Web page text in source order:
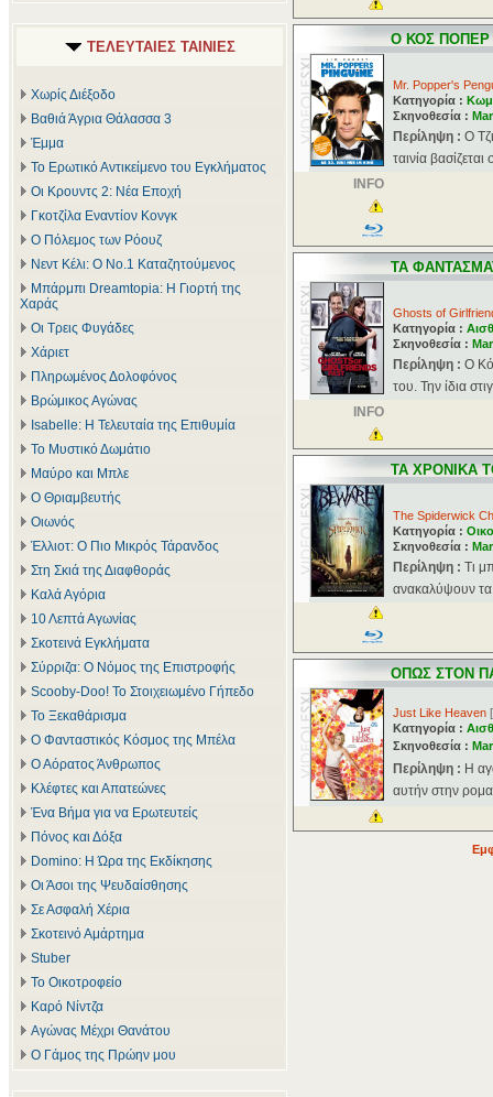
ΤΕΛΕΥΤΑΙΕΣ ΤΑΙΝΙΕΣ
Χωρίς Διέξοδο
Βαθιά Άγρια Θάλασσα 3
Έμμα
Το Ερωτικό Αντικείμενο του Εγκλήματος
Οι Κρουντς 2: Νέα Εποχή
Γκοτζίλα Εναντίον Κονγκ
Ο Πόλεμος των Ρόουζ
Νεντ Κέλι: Ο Νο.1 Καταζητούμενος
Μπάρμπι Dreamtopia: Η Γιορτή της
Χαράς
Οι Τρεις Φυγάδες
Χάριετ
Πληρωμένος Δολοφόνος
Βρώμικος Αγώνας
Isabelle: Η Τελευταία της Επιθυμία
Το Μυστικό Δωμάτιο
Μαύρο και Μπλε
Ο Θριαμβευτής
Οιωνός
Έλλιοτ: Ο Πιο Μικρός Τάρανδος
Στη Σκιά της Διαφθοράς
Καλά Αγόρια
10 Λεπτά Αγωνίας
Σκοτεινά Εγκλήματα
Σύρριζα: Ο Νόμος της Επιστροφής
Scooby-Doo! Το Στοιχειωμένο Γήπεδο
Το Ξεκαθάρισμα
Ο Φανταστικός Κόσμος της Μπέλα
Ο Αόρατος Άνθρωπος
Κλέφτες και Απατεώνες
Ένα Βήμα για να Ερωτευτείς
Πόνος και Δόξα
Domino: Η Ώρα της Εκδίκησης
Οι Άσοι της Ψευδαίσθησης
Σε Ασφαλή Χέρια
Σκοτεινό Αμάρτημα
Stuber
Το Οικοτροφείο
Καρό Νίντζα
Αγώνας Μέχρι Θανάτου
Ο Γάμος της Πρώην μου
Ο ΚΟΣ ΠΟΠΕΡ
Mr. Popper's
Κατηγορία :
Σκηνοθεσία :
Περίληψη : Ο
ταινία
INFO
ΤΑ
Ghosts of
Κατηγορία :
Σκηνοθεσία :
Περίληψη : Ο
του. Την ίδια
INFO
ΤΑ ΧΡΟΝΙΚΑ
The Spiderwick
Κατηγορία :
Σκηνοθεσία :
Περίληψη : Τι
ανακαλύψουν τα
ΟΠΩΣ ΣΤΟΝ
Just Like Heaven [
Κατηγορία :
Σκηνοθεσία :
Περίληψη : Η
αυτήν στην